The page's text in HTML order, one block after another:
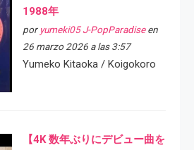
1988年
por yumeki05 J-PopParadiseen
26 marzo 2026 a las 3:57
Yumeko Kitaoka / Koigokoro
【4K 数年ぶりにデビュー曲を